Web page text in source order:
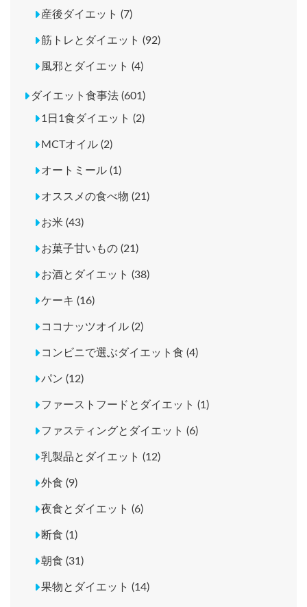
産後ダイエット (7)
筋トレとダイエット (92)
風邪とダイエット (4)
ダイエット食事法 (601)
1日1食ダイエット (2)
MCTオイル (2)
オートミール (1)
オススメの食べ物 (21)
お米 (43)
お菓子甘いもの (21)
お酒とダイエット (38)
ケーキ (16)
ココナッツオイル (2)
コンビニで選ぶダイエット食 (4)
パン (12)
ファーストフードとダイエット (1)
ファスティングとダイエット (6)
乳製品とダイエット (12)
外食 (9)
夜食とダイエット (6)
断食 (1)
朝食 (31)
果物とダイエット (14)